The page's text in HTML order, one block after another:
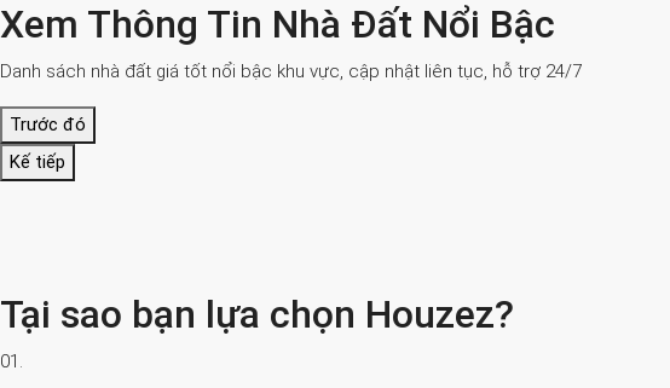
Xem Thông Tin Nhà Đất Nổi Bậc
Danh sách nhà đất giá tốt nổi bậc khu vực, cập nhật liên tục, hỗ trợ 24/7
Trước đó
Kế tiếp
Tại sao bạn lựa chọn Houzez?
01.